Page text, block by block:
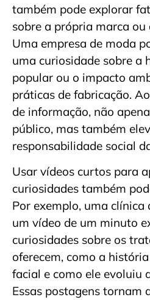
também pode explorar
sobre a própria marca
Uma empresa de moda
uma curiosidade sobre a
popular ou o impacto
práticas de fabricação.
de informação, não
público, mas também
responsabilidade social
Usar vídeos curtos para
curiosidades também
Por exemplo, uma clínica
um vídeo de um minuto
curiosidades sobre os
oferecem, como a
facial e como ele evoluiu
Essas postagens tornam